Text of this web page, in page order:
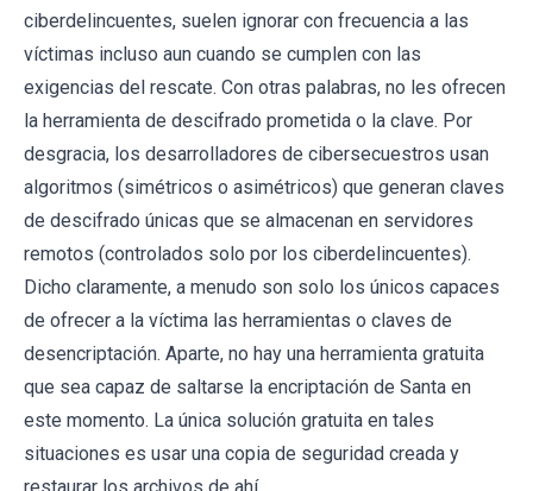
ciberdelincuentes, suelen ignorar con frecuencia a las
víctimas incluso aun cuando se cumplen con las
exigencias del rescate. Con otras palabras, no les ofrecen
la herramienta de descifrado prometida o la clave. Por
desgracia, los desarrolladores de cibersecuestros usan
algoritmos (simétricos o asimétricos) que generan claves
de descifrado únicas que se almacenan en servidores
remotos (controlados solo por los ciberdelincuentes).
Dicho claramente, a menudo son solo los únicos capaces
de ofrecer a la víctima las herramientas o claves de
desencriptación. Aparte, no hay una herramienta gratuita
que sea capaz de saltarse la encriptación de Santa en
este momento. La única solución gratuita en tales
situaciones es usar una copia de seguridad creada y